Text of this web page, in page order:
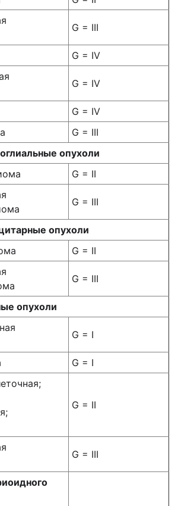
G = III
G = IV
G = IV
G = IV
G = III
опухоли
G = II
G = III
опухоли
G = II
G = III
опухоли
G = I
G = I
G = II
G = III